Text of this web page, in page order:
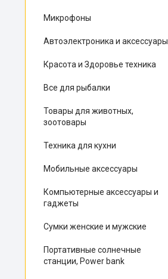
Микрофоны
Автоэлектроника и аксессуары
Красота и Здоровье техника
Все для рыбалки
Товары для животных,
зоотовары
Техника для кухни
Мобильные аксессуары
Компьютерные аксессуары и
гаджеты
Сумки женские и мужские
Портативные солнечные
станции, Power bank